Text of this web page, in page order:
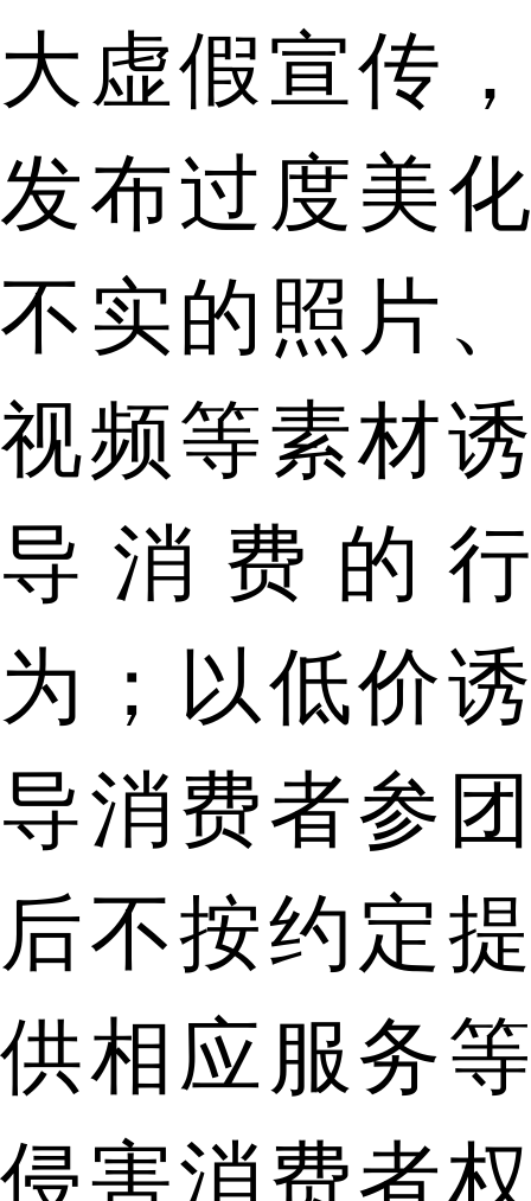
大虚假宣传，
发布过度美化
不实的照片、
视频等素材诱
导消费的行
为；以低价诱
导消费者参团
后不按约定提
供相应服务等
侵害消费者权